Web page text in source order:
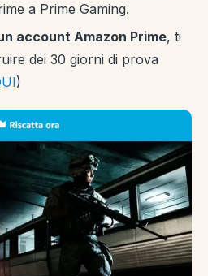
a Prime Gaming.
account Amazon Prime, ti
dei 30 giorni di prova
)